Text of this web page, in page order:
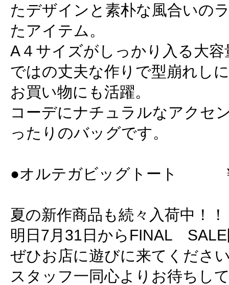
たデザインと素朴な風合いの
たアイテム。
A４サイズがしっかり入る大
ではの丈夫な作りで型崩れし
お買い物にも活躍。
コーデにナチュラルなアクセ
ったりのバッグです。
●オルテガビッグトート
夏の新作商品も続々入荷中！！
明日7月31日からFINAL
ぜひお店に遊びに来てくださ
スタッフ一同心よりお待ちし